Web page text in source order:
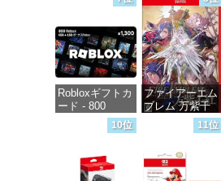
ラインコード版
価格：¥4,400
価格：¥6,145
Robloxギフトカ
ード - 800
Robux 【限定バ
ーチャルアイテ
【オンラインゲ
ームコード】
ファイアーエム
ブレム 万紫千
紅 -Switch2
10位 11位